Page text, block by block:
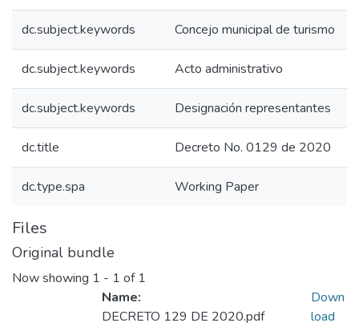
dc.subject.keywords Concejo municipal de turismo
dc.subject.keywords Acto administrativo
dc.subject.keywords Designación representantes
dc.title Decreto No. 0129 de 2020
dc.type.spa Working Paper
Files
Original bundle
Now showing 1 - 1 of 1
Name:
DECRETO 129 DE 2020.pdf
Down
load